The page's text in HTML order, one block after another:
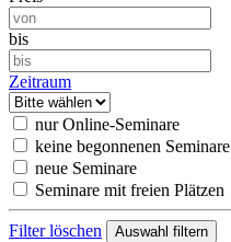
bis
Zeitraum
nur Online-Seminare
keine begonnenen Seminare
neue Seminare
Seminare mit freien Plätzen
Filter löschen